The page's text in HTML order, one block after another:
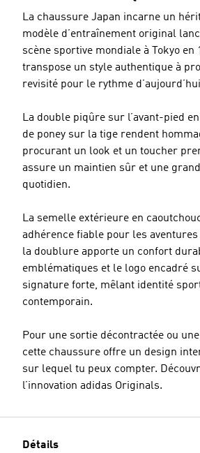
La chaussure Japan incarne un
modèle d’entraînement original
scène sportive mondiale à Tokyo en
transpose un style authentique à
revisité pour le rythme
La double piqûre sur l’avant-pied
de poney sur la tige rendent
procurant un look et un toucher
assure un maintien sûr et une
quotidien.
La semelle extérieure en
adhérence fiable pour les
la doublure apporte un confort
emblématiques et le logo encadré
signature forte, mêlant identité
contemporain.
Pour une sortie décontractée ou
cette chaussure offre un design
sur lequel tu peux compter.
l’innovation adidas Originals.
Détails